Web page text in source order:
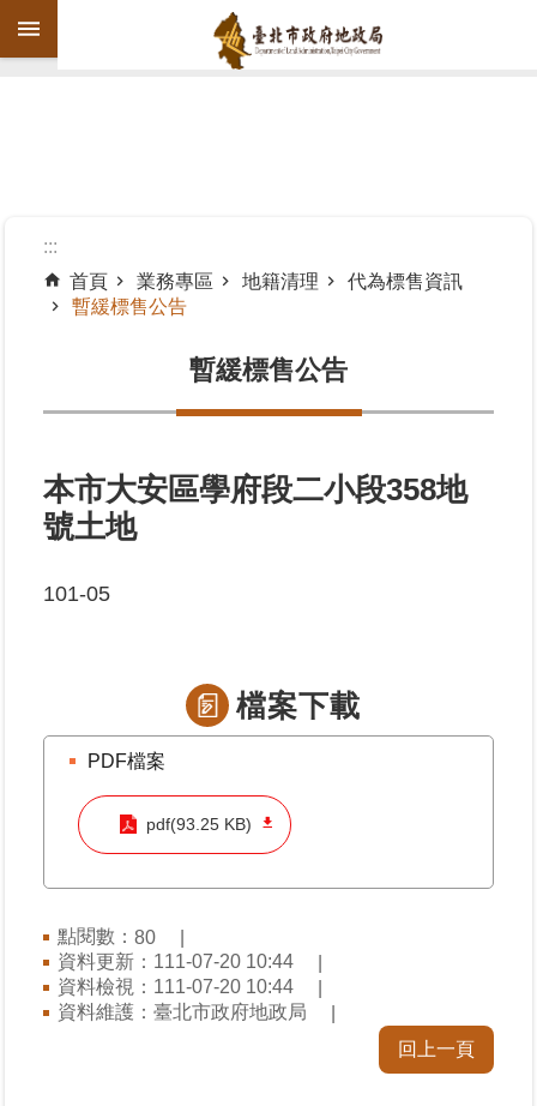
跳到主要內容區塊
機
告
資
訊
業
線
申
辦
業
:::
首頁
業務專區 地籍清理
代為標售資訊
暫緩標售公告
暫緩標售公告
本市大安區學府段二小段358地
號土地
101-05
檔案下載
PDF檔案
pdf(93.25 KB)
點閱數： 80
資料更新：111-07-20 10:44
資料檢視：111-07-20 10:44
資料維護：臺北市政府地政局
回上一頁